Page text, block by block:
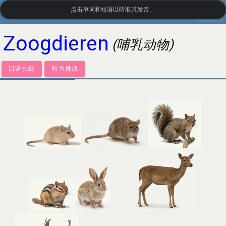
LanguageGuide.org•荷兰语视觉词汇
Zoogdieren (哺乳动物)
口语挑战 听力挑战
点击单词和短语以听取其发音。